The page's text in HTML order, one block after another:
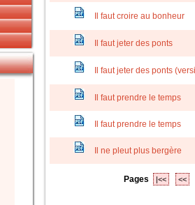
Il faut croire au bonheur
Il faut jeter des ponts
Il faut jeter des ponts
Il faut prendre le temps
Il faut prendre le temps
Il ne pleut plus bergère
Pages |<< <<